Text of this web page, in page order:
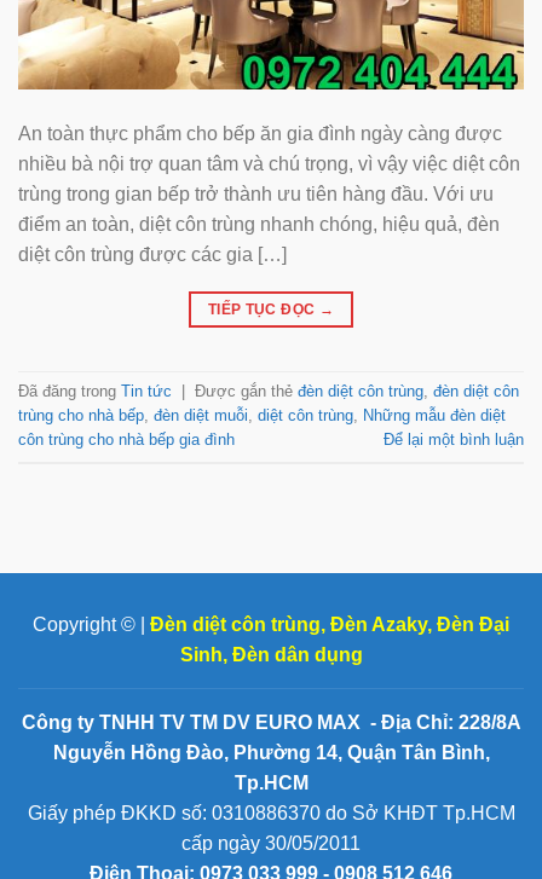
An toàn thực phẩm cho bếp ăn gia đình ngày càng được
nhiều bà nội trợ quan tâm và chú trọng, vì vậy việc diệt côn
trùng trong gian bếp trở thành ưu tiên hàng đầu. Với ưu
điểm an toàn, diệt côn trùng nhanh chóng, hiệu quả, đèn
diệt côn trùng được các gia […]
TIẾP TỤC ĐỌC →
Đã đăng trong Tin tức Được gắn thẻ đèn diệt côn trùng, đèn diệt côn
trùng cho nhà bếp, đèn diệt muỗi, diệt côn trùng, Những mẫu đèn diệt
côn trùng cho nhà bếp gia đình
Để lại một bình luận
Copyright © | Đèn diệt côn trùng, Đèn Azaky, Đèn Đại
Sinh, Đèn dân dụng
Công ty TNHH TV TM DV EURO MAX - Địa Chỉ: 228/8A
Nguyễn Hồng Đào, Phường 14, Quận Tân Bình,
Tp.HCM
Giấy phép ĐKKD số: 0310886370 do Sở KHĐT Tp.HCM
cấp ngày 30/05/2011
Điện Thoại: 0973 033 999 - 0908 512 646